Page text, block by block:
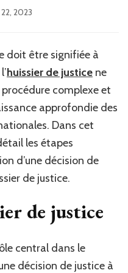
2023
doit être signifiée à
huissier de justice ne
complexe et
approfondie des
Dans cet
les étapes
d’une décision de
de justice.
de justice
central dans le
décision de justice à